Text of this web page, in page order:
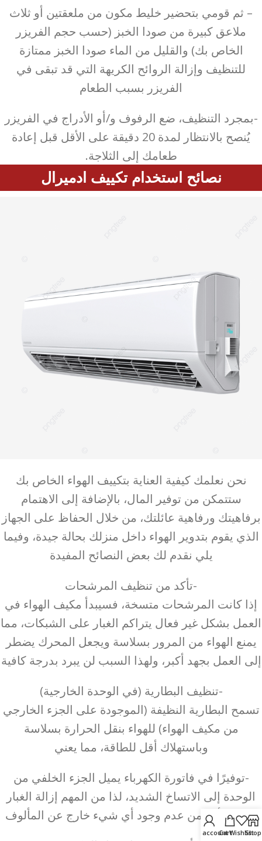
– ثم قومي بتحضير خليط مكون من ملعقتين أو ثلاث
ملاعق كبيرة من صودا الخبز (حسب حجم الفريزر
الخاص بك) والقليل من الماء صودا الخبز ممتازة
للتنظيف وإزالة الروائح الكريهة التي قد تبقى في
الفريزر بسبب الطعام
-بمجرد التنظيف، ضع الرفوف و/أو الأدراج في الفريزر
يُنصح بالانتظار لمدة 20 دقيقة على الأقل قبل إعادة
طعامك إلى الثلاجة.
نصائح استخدام تكييف ادميرال
نحن نعلمك كيفية العناية بتكييف الهواء الخاص بك
ستتمكن من توفير المال، بالإضافة إلى الاهتمام
برفاهيتك ورفاهية عائلتك، من خلال الحفاظ على الجهاز
الذي يقوم بتدوير الهواء داخل منزلك بحالة جيدة، وفيما
يلي نقدم لك بعض النصائح المفيدة
-تأكد من تنظيف المرشحات
إذا كانت المرشحات متسخة، فسيبدأ مكيف الهواء في
العمل بشكل غير فعال يتراكم الغبار على الشبكات، مما
يمنع الهواء من المرور بسلاسة ويجعل المحرك يضطر
إلى العمل بجهد أكبر، ولهذا السبب لن يبرد بدرجة كافية
-تنظيف البطارية (في الوحدة الخارجية)
تسمح البطارية النظيفة (الموجودة على الجزء الخارجي
من مكيف الهواء) للهواء بنقل الحرارة بسلاسة
وباستهلاك أقل للطاقة، مما يعني
-توفيرًا في فاتورة الكهرباء يميل الجزء الخلفي من
الوحدة إلى الاتساخ الشديد، لذا من المهم إزالة الغبار
عنه والتأكد من عدم وجود أي شيء خارج عن المألوف
Shop
Wishlist
Cart
My account